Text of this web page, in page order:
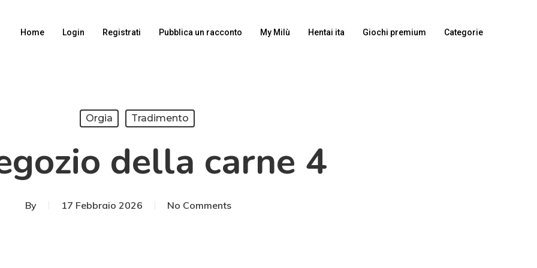
Home Login Registrati Pubblica un racconto My Milù Hentai ita Giochi premium Categorie
Orgia Tradimento
della carne 4
By 17 Febbraio 2026 No Comments